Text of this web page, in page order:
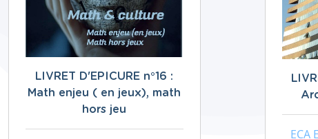
LIVRET D'EPICURE n°16 :
Math enjeu ( en jeux), math
hors jeu
ECA